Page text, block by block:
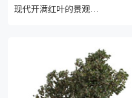
现代开满红叶的景观树木 枫树3d模型